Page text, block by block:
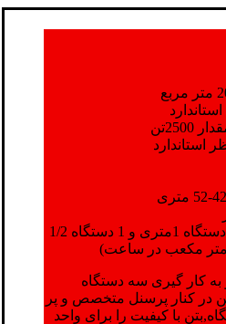
استاندارد
3 دستگاه بچینگ لیپهر(2دستگاه 1متری و 1 دستگاه 1/2
به کار گیری سه دستگاه
پلانت با ظرفیت 2500 تن در کنار پرسنل متخصص و پر
با کیفیت را برای واحد